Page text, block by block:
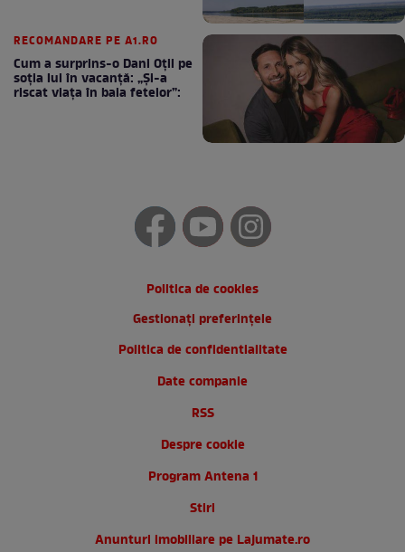
RECOMANDARE PE A1.RO
Cum a surprins-o Dani Oțil pe
soția lui în vacanță: „Și-a
riscat viața în baia fetelor”:
Politica de cookies
Gestionați preferințele
Politica de confidentialitate
Date companie
RSS
Despre cookie
Program Antena 1
Stiri
Anunturi imobiliare pe Lajumate.ro